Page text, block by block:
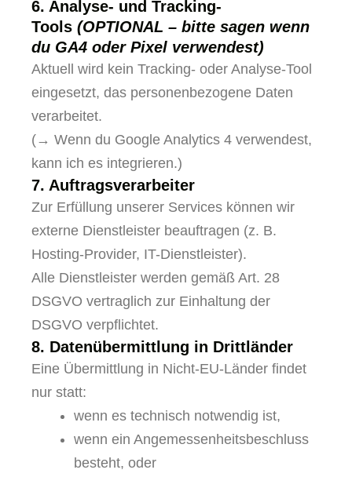
6. Analyse- und Tracking-
Tools (OPTIONAL – bitte sagen wenn
du GA4 oder Pixel verwendest)
Aktuell wird kein Tracking- oder Analyse-Tool
eingesetzt, das personenbezogene Daten
verarbeitet.
(→ Wenn du Google Analytics 4 verwendest,
kann ich es integrieren.)
7. Auftragsverarbeiter
Zur Erfüllung unserer Services können wir
externe Dienstleister beauftragen (z. B.
Hosting-Provider, IT-Dienstleister).
Alle Dienstleister werden gemäß Art. 28
DSGVO vertraglich zur Einhaltung der
DSGVO verpflichtet.
8. Datenübermittlung in Drittländer
Eine Übermittlung in Nicht-EU-Länder findet
nur statt:
wenn es technisch notwendig ist,
wenn ein Angemessenheitsbeschluss
besteht, oder